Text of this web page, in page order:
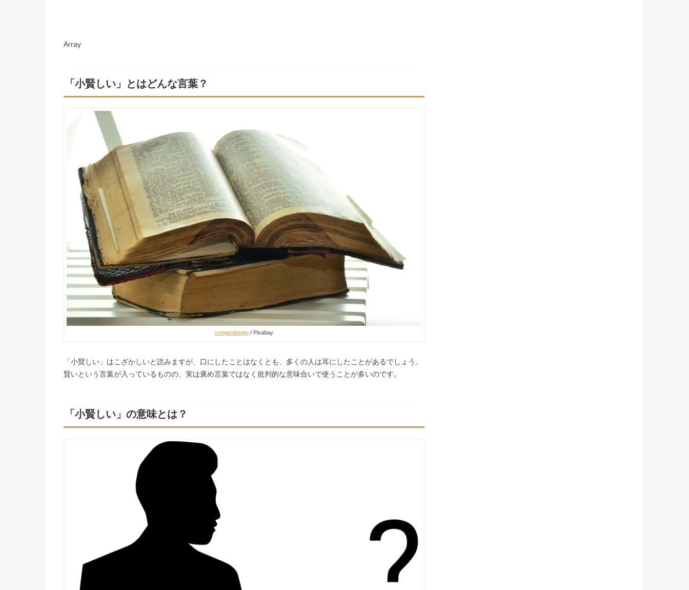
Array
「小賢しい」とはどんな言葉？
congerdesign / Pixabay
「小賢しい」はこざかしいと読みますが、口にしたことはなくとも、多くの人は耳にしたことがあるでしょう。
賢いという言葉が入っているものの、実は褒め言葉ではなく批判的な意味合いで使うことが多いのです。
「小賢しい」の意味とは？